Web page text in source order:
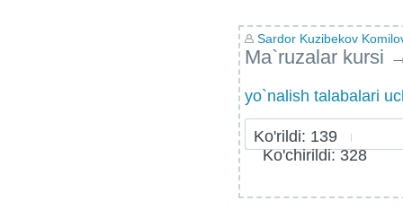
Sardor Kuzibekov
Ma`ruzalar kursi
yo`nalish talabalari
Ko'rildi: 139
Ko'chirildi: 328